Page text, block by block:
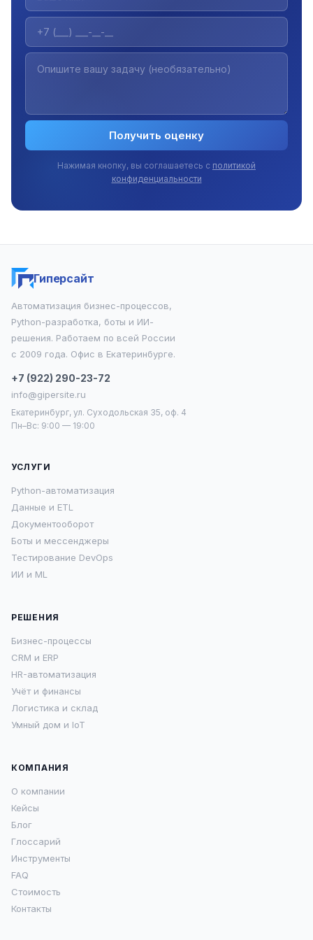
Получить оценку
Нажимая кнопку, вы соглашаетесь с политикой
конфиденциальности
Гиперсайт
Автоматизация бизнес-процессов,
Python-разработка, боты и ИИ-
решения. Работаем по всей России
с 2009 года. Офис в Екатеринбурге.
+7 (922) 290-23-72
info@gipersite.ru
Екатеринбург, ул. Суходольская 35, оф. 4
Пн–Вс: 9:00 — 19:00
УСЛУГИ
Python-автоматизация
Данные и ETL
Документооборот
Боты и мессенджеры
Тестирование DevOps
ИИ и ML
РЕШЕНИЯ
Бизнес-процессы
CRM и ERP
HR-автоматизация
Учёт и финансы
Логистика и склад
Умный дом и IoT
КОМПАНИЯ
О компании
Кейсы
Блог
Глоссарий
Инструменты
FAQ
Стоимость
Контакты